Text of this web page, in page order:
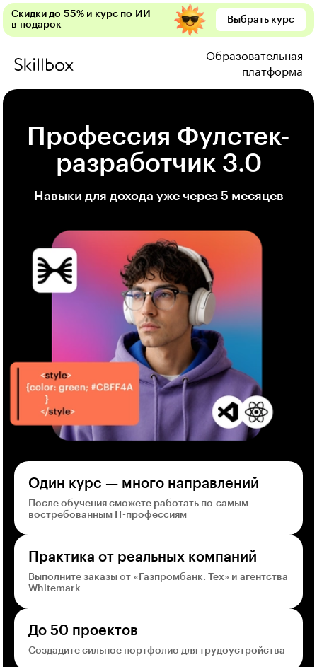
Скидки до 55% и курс по ИИ
в подарок
Выбрать курс
Образовательная
платформа
Профессия Фулстек-
разработчик 3.0
Навыки для дохода уже через 5 месяцев
Один курс — много направлений
После обучения сможете работать по самым
востребованным IT-профессиям
Практика от реальных компаний
Выполните заказы от «Газпромбанк. Тех» и агентства
Whitemark
До 50 проектов
Создадите сильное портфолио для трудоустройства